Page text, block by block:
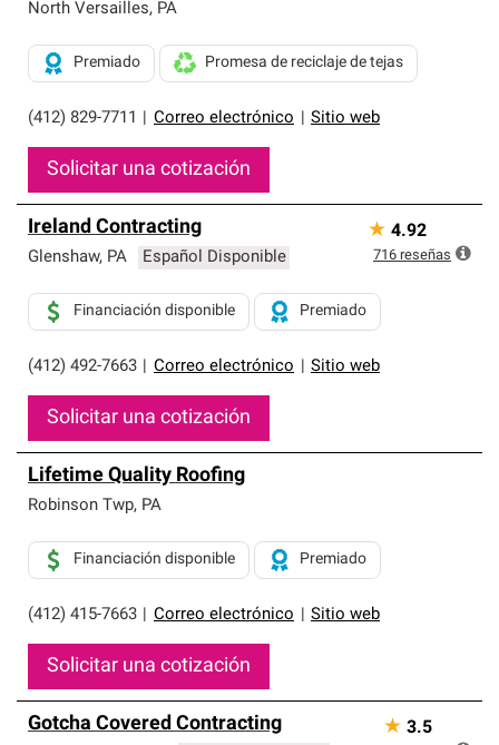
North Versailles, PA
(412) 829-7711 Correo electrónico Sitio web
Premiado Promesa de reciclaje de tejas
Solicitar una cotización
Ireland Contracting
Glenshaw, PA Español Disponible
(412) 492-7663 Correo electrónico Sitio web
Financiación disponible Premiado
Solicitar una cotización
★ 4.92
716 reseñas
Lifetime Quality Roofing
Robinson Twp, PA
(412) 415-7663 Correo electrónico Sitio web
Financiación disponible Premiado
Solicitar una cotización
Gotcha Covered Contracting ★ 3.5